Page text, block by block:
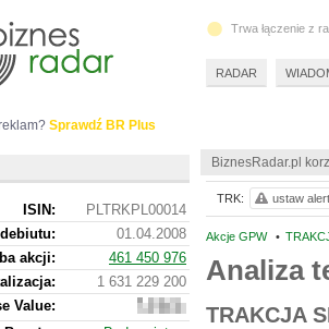
BiznesRadar.pl
Akcje GPW •
Analiza
TRAKCJA
TRK: ustaw alert
Sprawdź BR Plus
ISIN:
PLTRKPL00014
01.04.2008
akcji:
461 450 976
1 631 229 200
Value:
1
567
Trwa łączenie z
RADAR